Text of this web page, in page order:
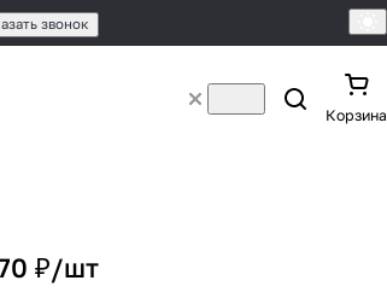
звонок
Корзина
₽/шт